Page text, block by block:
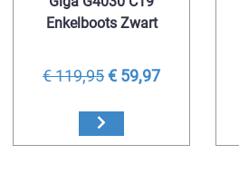
Enkelboots Zwart
€ 119,95€ 59,97